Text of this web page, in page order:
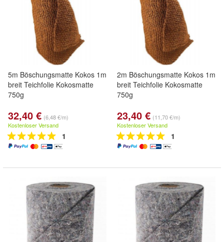
5m Böschungsmatte Kokos 1m
breit Teichfolie Kokosmatte
750g
32,40 € (6,48 €/m)
Kostenloser Versand
1
2m Böschungsmatte Kokos 1m
breit Teichfolie Kokosmatte
750g
23,40 € (11,70 €/m)
Kostenloser Versand
1